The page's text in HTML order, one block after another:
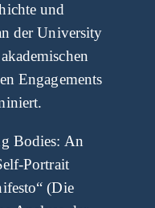
und
der University
Engagements
Bodies: An
Portrait
(Die